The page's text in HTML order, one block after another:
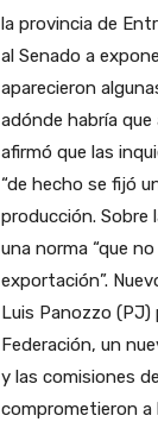
la provincia de
al Senado a
aparecieron
adónde habría
afirmó que las
“de hecho se fijó
producción. Sobre
una norma “que
exportación”.
Luis Panozzo (PJ)
Federación, un
y las comisiones
comprometieron a